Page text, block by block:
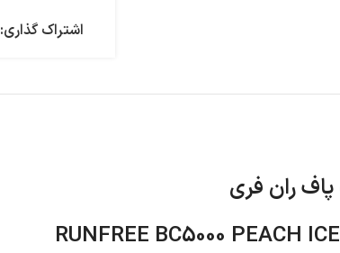
اشتراک گذاری:
RUNFREE BC5000 PEACH ICE